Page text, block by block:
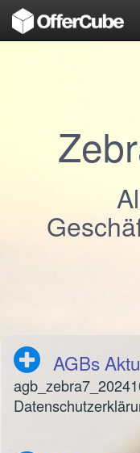
AGBs